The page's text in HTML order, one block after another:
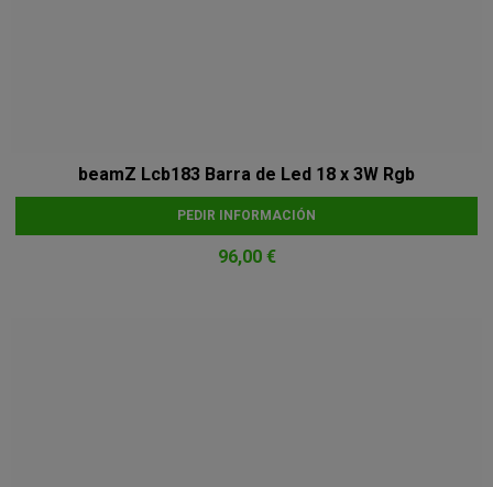
beamZ Lcb183 Barra de Led 18 x 3W Rgb
PEDIR INFORMACIÓN
96,00 €